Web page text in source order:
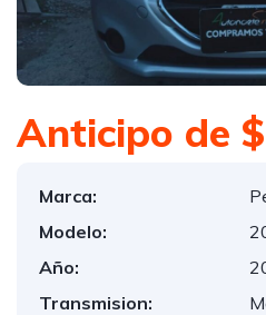
Anticipo de
Marca:
Modelo:
Año:
Transmision: